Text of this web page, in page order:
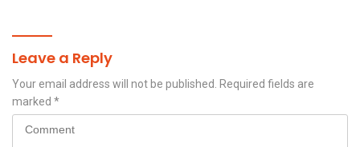
Leave a Reply
Your email address will not be published.
Required fields are
marked *